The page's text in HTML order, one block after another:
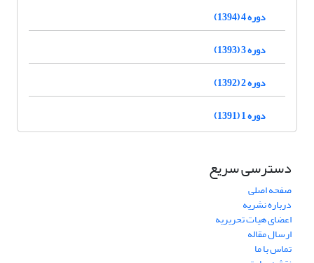
دوره 4 (1394)
دوره 3 (1393)
دوره 2 (1392)
دوره 1 (1391)
دسترسی سریع
صفحه اصلی
درباره نشریه
اعضای هیات تحریریه
ارسال مقاله
تماس با ما